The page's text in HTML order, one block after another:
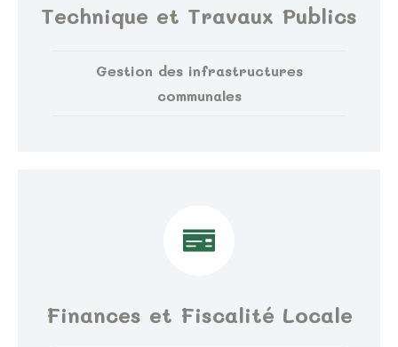
Technique et Travaux Publics
Gestion des infrastructures
communales
Finances et Fiscalité Locale